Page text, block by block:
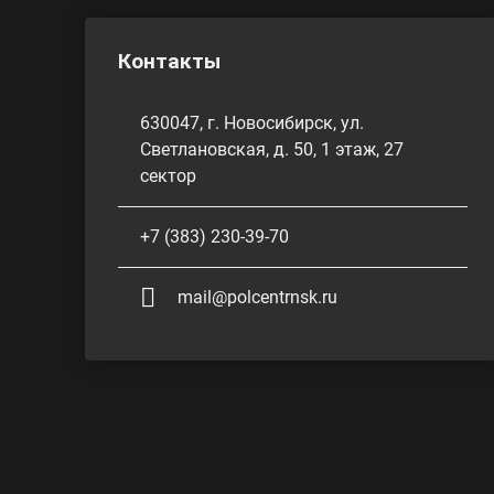
Контакты
630047, г. Новосибирск, ул.
Светлановская, д. 50, 1 этаж, 27
сектор
+7 (383) 230-39-70
mail@polcentrnsk.ru